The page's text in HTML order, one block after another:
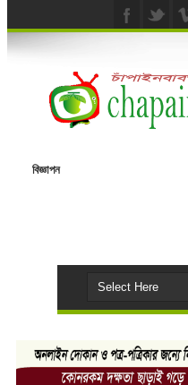
বিজ্ঞাপন